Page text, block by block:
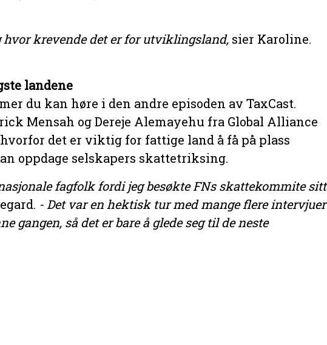
hvor krevende det er for utviklingsland, sier Karoline.
landene
du kan høre i den andre episoden av TaxCast.
Mensah og Dereje Alemayehu fra Global Alliance
det er viktig for fattige land å få på plass
oppdage selskapers skattetriksing.
fagfolk fordi jeg besøkte FNs skattekommite sitt
- Det var en hektisk tur med mange flere intervjuer
gangen, så det er bare å glede seg til de neste